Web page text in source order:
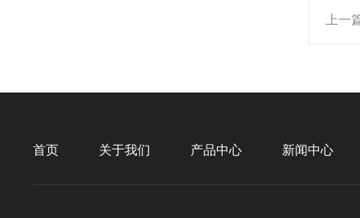
上一
首页 关于我们 产品中心 新闻中心